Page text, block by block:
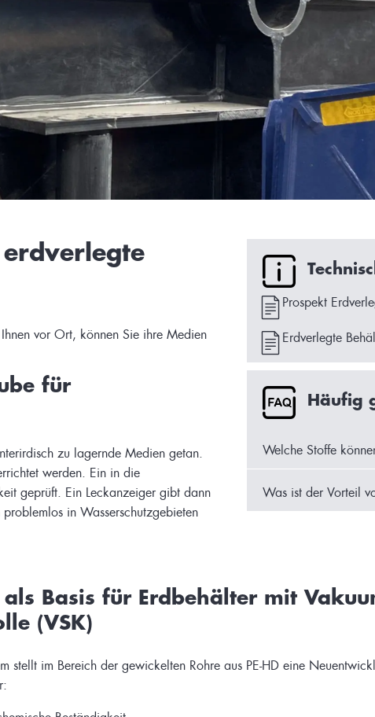
vor Ort, können Sie ihre Medien
für
zu lagernde Medien getan.
werden. Ein in die
geprüft. Ein Leckanzeiger gibt dann
in Wasserschutzgebieten
Prospekt
Erdverlegte
Häufig
Welche Stoffe
Was ist der Vorteil
als Basis für Erdbehälter mit
(VSK)
stellt im Bereich der gewickelten Rohre aus PE-HD eine
Beständigkeit